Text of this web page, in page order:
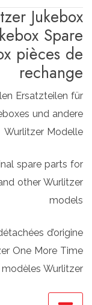
Jukebox
Spare
pièces de
rechange
Ersatzteilen für
und andere
Wurlitzer Modelle
spare parts for
other Wurlitzer
models
d’origine
One More Time
Wurlitzer